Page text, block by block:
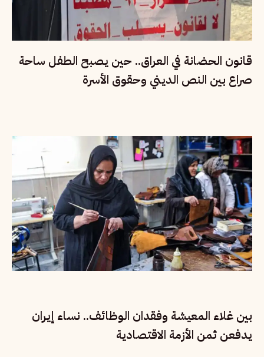
قانون الحضانة في العراق.. حين يصبح الطفل ساحة
صراع بين النص الديني وحقوق الأسرة
بين غلاء المعيشة وفقدان الوظائف.. نساء إيران
يدفعن ثمن الأزمة الاقتصادية